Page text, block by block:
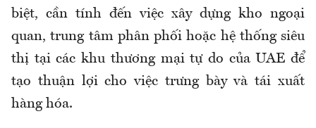
biệt, cần tính đến việc xây dựng kho ngoại
quan, trung tâm phân phối hoặc hệ thống siêu
thị tại các khu thương mại tự do của UAE để
tạo thuận lợi cho việc trưng bày và tái xuất
hàng hóa.